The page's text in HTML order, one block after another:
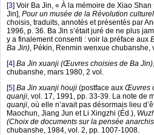
[3] Voir Ba Jin, « À la mémoire de Xiao
Jin], Pour un musée de la Révolution
choisis, traduits, annotés et présentés par
1996, p. 36. Ba Jin s’était juré de ne plus
y a finalement consenti : voir la préface aux
Ba Jin), Pékin, Renmin wenxue chubanshe,
[4] Ba Jin xuanji (Œuvres choisies de Ba Jin)
chubanshe, mars 1980, 2 vol.
[5] Ba Jin xuanji houji (postface aux Œuvres
quanji, vol. 17, 1991, pp. 33-39. La note de
quanji, où elle n’avait pas désormais lieu
Maochun, Jiang Jun et Li Xingzhi (Éd.),
(Choix de documents sur la pensée
chubanshe, 1984, vol. 2, pp. 1007-1008.